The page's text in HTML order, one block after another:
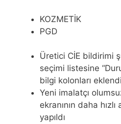
KOZMETİK
PGD
Üretici CİE bildirimi
seçimi listesine
bilgi kolonları eklendi
Yeni imalatçı
ekranının daha hızlı
yapıldı